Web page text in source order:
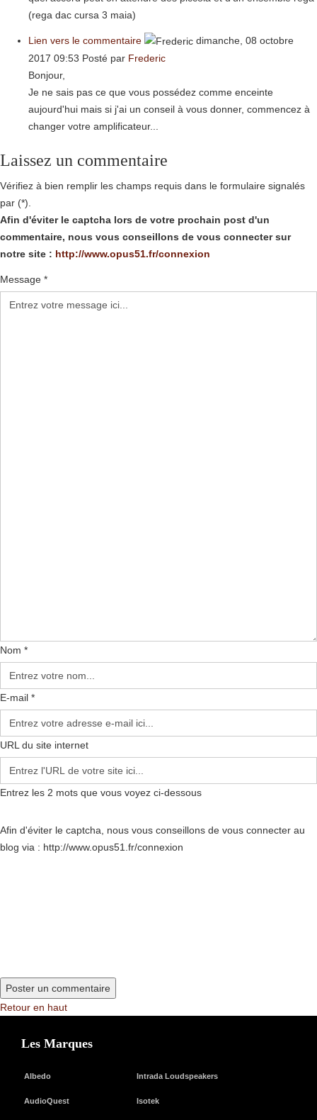
(rega dac cursa 3 maia)
Lien vers le commentaire
dimanche, 08 octobre
2017 09:53 Posté par Frederic
Bonjour,
Je ne sais pas ce que vous possédez comme enceinte
aujourd'hui mais si j'ai un conseil à vous donner, commencez à
changer votre amplificateur...
Laissez un commentaire
Vérifiez à bien remplir les champs requis dans le formulaire signalés
par (*).
Afin d'éviter le captcha lors de votre prochain post d'un
commentaire, nous vous conseillons de vous connecter sur
notre site : http://www.opus51.fr/connexion
Message *
Nom *
E-mail *
URL du site internet
Entrez les 2 mots que vous voyez ci-dessous
Afin d'éviter le captcha, nous vous conseillons de vous connecter au
blog via : http://www.opus51.fr/connexion
Retour en haut
Les Marques
Albedo
AudioQuest
Intrada Loudspeakers
Isotek